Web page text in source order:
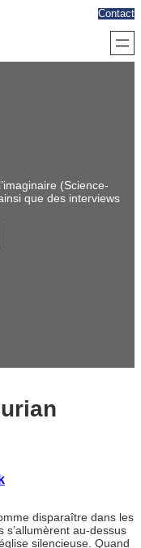
Contact
(Science-
que des interviews
disparaître dans les
au-dessus
silencieuse. Quand